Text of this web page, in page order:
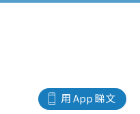
用 App 睇文